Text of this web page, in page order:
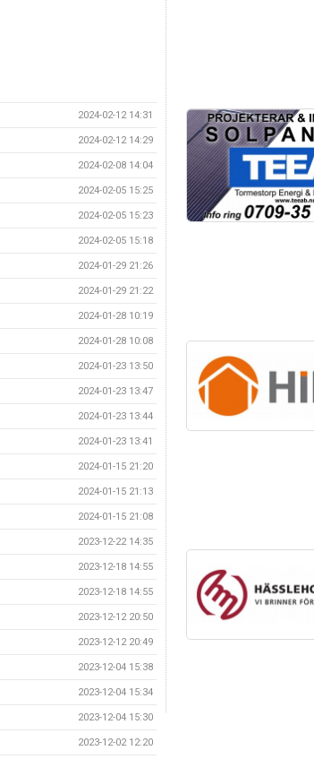
2024-02-12 14:31
2024-02-12 14:29
2024-02-08 14:04
2024-02-05 15:25
2024-02-05 15:23
2024-02-05 15:18
2024-01-29 21:26
2024-01-29 21:22
2024-01-28 10:19
2024-01-28 10:08
2024-01-23 13:50
2024-01-23 13:47
2024-01-23 13:44
2024-01-23 13:41
2024-01-15 21:20
2024-01-15 21:13
2024-01-15 21:08
2023-12-22 14:35
2023-12-18 14:55
2023-12-18 14:55
2023-12-12 20:50
2023-12-12 20:49
2023-12-04 15:38
2023-12-04 15:34
2023-12-04 15:30
2023-12-02 12:20